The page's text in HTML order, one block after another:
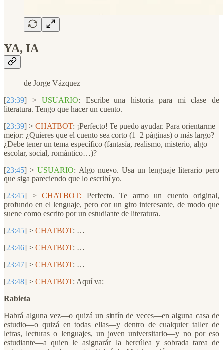
YA, IA
de Jorge Vázquez
[23:39] >USUARIO: Escribe una historia para mi clase de
literatura. Tengo que hacer un cuento.
[23:39] > CHATBOT: ¡Perfecto! Te puedo ayudar. Para orientarme
mejor: ¿Quieres que el cuento sea corto (1–2 páginas) o más largo?
¿Debe tener un tema específico (fantasía, realismo, misterio, algo
escolar, social, romántico…)?
[23:45] >USUARIO: Algo nuevo. Usa un lenguaje literario pero
que siga pareciendo que lo escribí yo.
[23:45] > CHATBOT: Perfecto. Te armo un cuento original,
profundo en el lenguaje, pero con un giro interesante, de modo que
suene como escrito por un estudiante de literatura.
[23:45] > CHATBOT: …
[23:46] > CHATBOT: …
[23:47] > CHATBOT: …
[23:48] > CHATBOT: Aquí va:
Rabieta
Habrá alguna vez—o quizá un sinfín de veces—en alguna casa de
estudio—o quizá en todas ellas—y dentro de cualquier taller de
letras, lecturas o lenguajes, un joven universitario—y no por eso
estudiante—a quien le asignarán la hercúlea y sobrada tarea de